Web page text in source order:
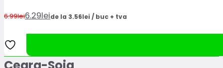
6.99lei
Prețul
a
fost:
6.29lei
Prețul
curent
este:
6.29lei.
de la 3.56lei / buc + tva